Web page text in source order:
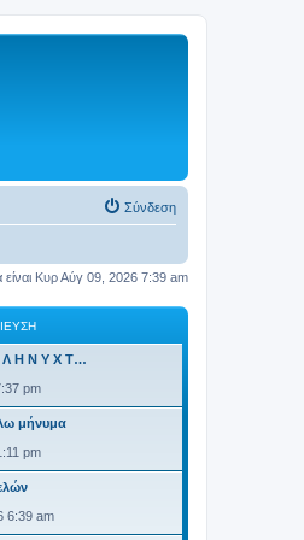
Σύνδεση
Κυρ Αύγ 09, 2026 7:39 am
Λ Η Ν Υ Χ Τ…
pm
μήνυμα
pm
6:39 am